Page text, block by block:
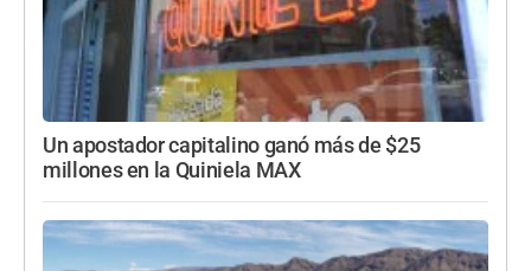
Un apostador capitalino ganó más de $25
millones en la Quiniela MAX